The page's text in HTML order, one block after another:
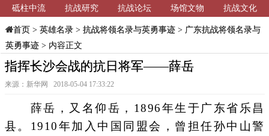
砥柱中流
抗战研究 抗战论坛 场馆文物 抗战文化
首页> 英雄名录> 抗战将领名录与英勇事迹> 广东抗战将领名录与
英勇事迹> 内容正文
指挥长沙会战的抗日将军——薛岳
来源：新华网 2018-05-04 17:33:22
薛岳，又名仰岳，1896年生于广东省乐昌
县。1910年加入中国同盟会，曾担任孙中山警